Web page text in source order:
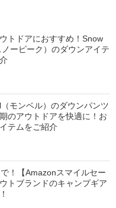
トドアにおすすめ！Snow
ーピーク）のダウンアイテ
モンベル）のダウンパンツ
のアウトドアを快適に！お
テムをご紹介
！【Amazonスマイルセー
トブランドのキャンプギア